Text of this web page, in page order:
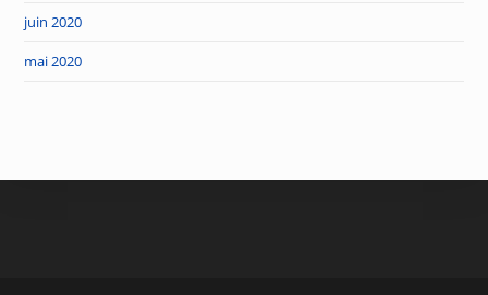
juin 2020
mai 2020